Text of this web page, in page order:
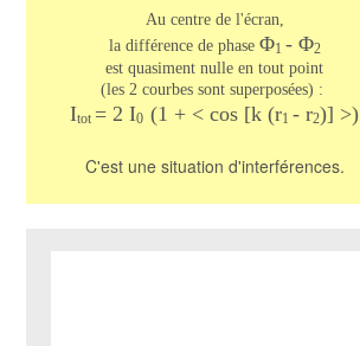
Au centre de l'écran,
la différence de phase Φ1 - Φ2
est quasiment nulle en tout point
(les 2 courbes sont superposées) :
Itot = 2 I0 (1 + < cos [k (r1 - r2)] >)
C'est une situation d'interférences.